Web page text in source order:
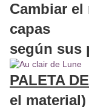
Cambiar el
capas
según sus
PALETA
el material)